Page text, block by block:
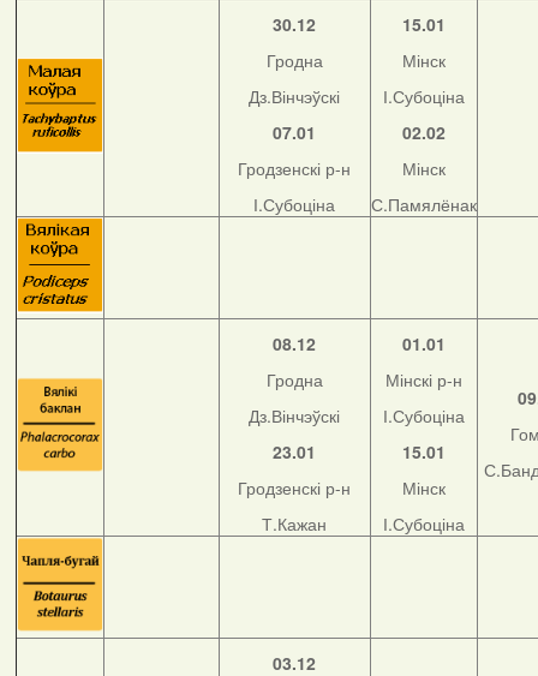
30.12
Гродна
Дз.Вінчэўскі
07.01
Гродзенскі р-н
І.Субоціна
15.01
Мінск
І.Субоціна
02.02
Мінск
С.Памялёнак
08.12
Гродна
Дз.Вінчэўскі
23.01
Гродзенскі р-н
Т.Кажан
01.01
Мінскі р-н
І.Субоціна
15.01
Мінск
І.Субоціна
03.12